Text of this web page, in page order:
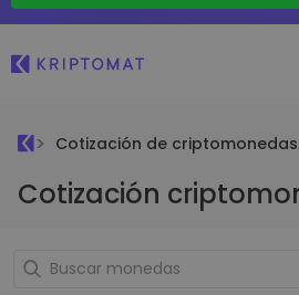
Cotización de criptomonedas
Cotización